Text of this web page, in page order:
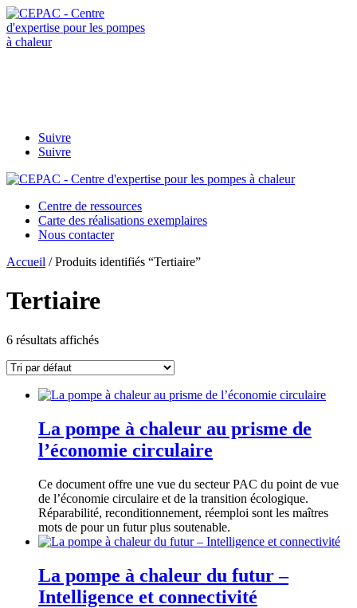
Suivre
Suivre
Centre de ressources
Carte des réalisations exemplaires
Nous contacter
Accueil / Produits identifiés “Tertiaire”
Tertiaire
6 résultats affichés
La pompe à chaleur au prisme de
l’économie circulaire
Ce document offre une vue du secteur PAC du point de vue
de l’économie circulaire et de la transition écologique.
Réparabilité, reconditionnement, réemploi sont les maîtres
mots de pour un futur plus soutenable.
La pompe à chaleur du futur –
Intelligence et connectivité